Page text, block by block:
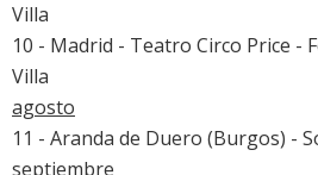
Villa
10 - Madrid - Teatro Circo Price -
Villa
agosto
11 - Aranda de Duero (Burgos) -
septiembre